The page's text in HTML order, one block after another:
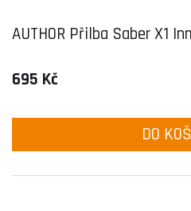
AUTHOR Přilba Saber X1
695 Kč
DO